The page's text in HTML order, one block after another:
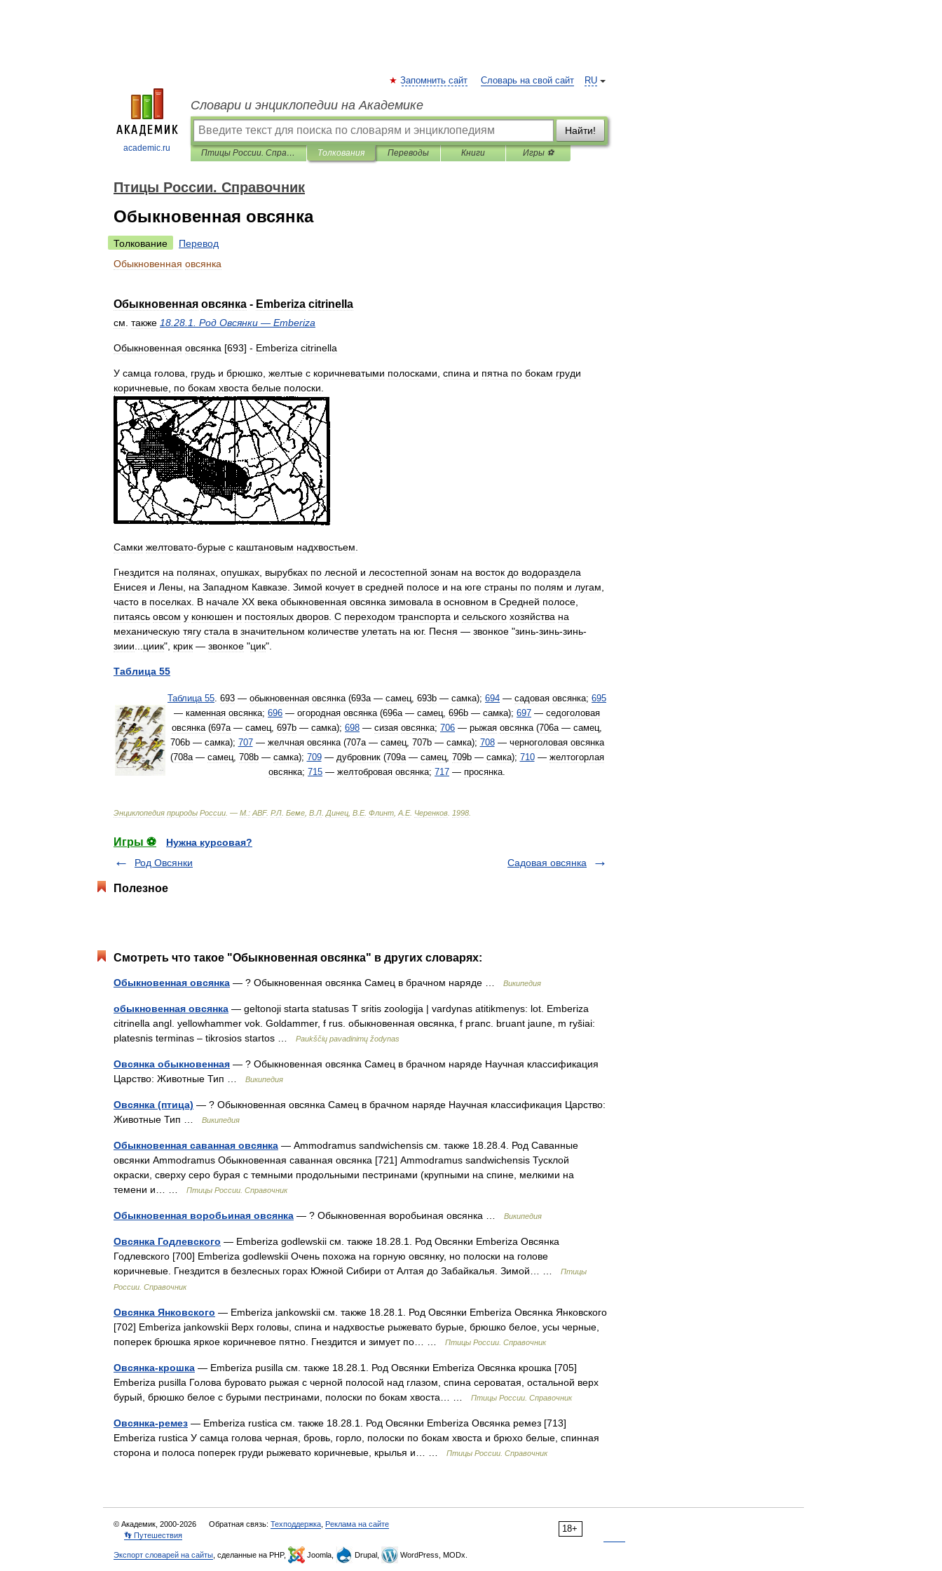
academic.ru
RU
Запомнить сайт Словарь на свой сайт
Словари и энциклопедии на Академике
Найти!
Птицы России. Справочник Толкования Переводы Книги Игры ⚽
Птицы России. Справочник
Обыкновенная овсянка
Толкование
Перевод
Обыкновенная овсянка
Обыкновенная овсянка - Emberiza citrinella
см также 18 28 1 Род Овсянки — Emberiza
Обыкновенная овсянка [693] - Emberiza citrinella
У самца голова грудь и брюшко желтые с коричневатыми полосками спина и пятна по бокам груди
коричневые по бокам хвоста белые полоски
Самки желтовато-бурые с каштановым надхвостьем
Гнездится на полянах опушках вырубках по лесной и лесостепной зонам на восток до водораздела
Енисея и Лены на Западном Кавказе Зимой кочует в средней полосе и на юге страны по полям и лугам
часто в поселках В начале XX века обыкновенная овсянка зимовала в основном в Средней полосе
питаясь овсом у конюшен и постоялых дворов С переходом транспорта и сельского хозяйства на
механическую тягу стала в значительном количестве улетать на юг. Песня — звонкое "зинь-зинь-зинь-
зиии
циик", крик — звонкое "цик".
Таблица 55
Таблица 55. 693 — обыкновенная овсянка(693а— самец, 693b — самка); 694 — садовая овсянка; 695
— каменная овсянка; 696 — огородная овсянка(696а— самец, 696b — самка); 697 — седоголовая
овсянка(697а— самец, 697b — самка); 698 — сизая овсянка; 706 — рыжая овсянка(706а— самец,
706b— самка); 707— желчная овсянка(707а— самец, 707b— самка); 708— черноголовая овсянка
(708а— самец, 708b— самка); 709— дубровник(709а— самец, 709b— самка); 710— желтогорлая
овсянка; 715 — желтобровая овсянка; 717 — просянка.
Энциклопедия природы России . — М : ABF. Р.Л Беме В Л Динец В Е. Флинт А Е. Черенков 1998
Игры ⚽
Нужна курсовая?
Род Овсянки
Садовая овсянка
Полезное
Смотреть что такое "Обыкновенная овсянка" в других словарях:
Обыкновенная овсянка — ? Обыкновенная овсянка Самец в брачном наряде … Википедия
обыкновенная овсянка — geltonoji starta statusas T sritis zoologija | vardynas atitikmenys: lot. Emberiza
citrinella angl. yellowhammer vok. Goldammer, f rus. обыкновенная овсянка, f pranc. bruant jaune, m ryšiai:
platesnis terminas – tikrosios startos …
Paukščių pavadinimų žodynas
Овсянка обыкновенная — ? Обыкновенная овсянка Самец в брачном наряде Научная классификация
Царство: Животные Тип …
Википедия
Овсянка (птица) — ? Обыкновенная овсянка Самец в брачном наряде Научная классификация Царство:
Животные Тип …
Википедия
Обыкновенная саванная овсянка — Ammodramus sandwichensis см. также 18.28.4. Род Саванные
овсянки Ammodramus Обыкновенная саванная овсянка [721] Ammodramus sandwichensis Тусклой
окраски, сверху серо бурая с темными продольными пестринами (крупными на спине, мелкими на
темени и… …
Птицы России. Справочник
Обыкновенная воробьиная овсянка — ? Обыкновенная воробьиная овсянка … Википедия
Овсянка Годлевского — Emberiza godlewskii см. также 18.28.1. Род Овсянки Emberiza Овсянка
Годлевского [700] Emberiza godlewskii Очень похожа на горную овсянку, но полоски на голове
коричневые. Гнездится в безлесных горах Южной Сибири от Алтая до Забайкалья. Зимой… …
Птицы
России. Справочник
Овсянка Янковского — Emberiza jankowskii см. также 18.28.1. Род Овсянки Emberiza Овсянка Янковского
[702] Emberiza jankowskii Верх головы, спина и надхвостье рыжевато бурые, брюшко белое, усы черные,
поперек брюшка яркое коричневое пятно. Гнездится и зимует по… …
Птицы России. Справочник
Овсянка-крошка — Emberiza pusilla см. также 18.28.1. Род Овсянки Emberiza Овсянка крошка [705]
Emberiza pusilla Голова буровато рыжая с черной полосой над глазом, спина сероватая, остальной верх
бурый, брюшко белое с бурыми пестринами, полоски по бокам хвоста… …
Птицы России. Справочник
Овсянка-ремез — Emberiza rustica см. также 18.28.1. Род Овсянки Emberiza Овсянка ремез [713]
Emberiza rustica У самца голова черная, бровь, горло, полоски по бокам хвоста и брюхо белые, спинная
сторона и полоса поперек груди рыжевато коричневые, крылья и… …
Птицы России. Справочник
18+
© Академик, 2000-2026 Обратная связь: Техподдержка Реклама на сайте
👣 Путешествия
Экспорт словарей на сайты , сделанные на PHP, Joomla, Drupal, WordPress, MODx.